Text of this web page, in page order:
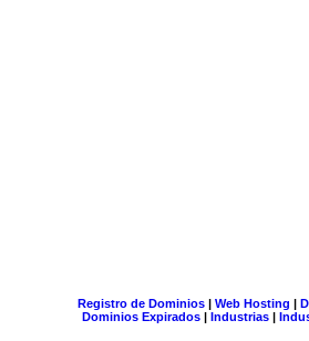
Registro de Dominios| Web Hosting |
Dominios Expirados | Industrias |